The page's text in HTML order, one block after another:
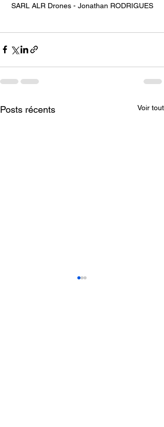
SARL ALR Drones - Jonathan RODRIGUES
Posts récents Voir tout